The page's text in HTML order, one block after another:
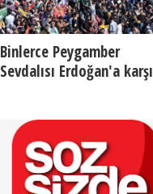
Binlerce Peygamber
Sevdalısı Erdoğan'a karşı